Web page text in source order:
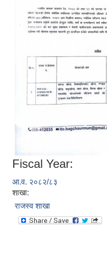
Fiscal Year:
आ.व. २०८२/८३
शाखा:
राजस्व शाखा